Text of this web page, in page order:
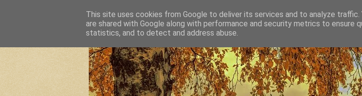
This site uses cookies from Google to deliver its services and to analyze traffic.
are shared with Google along with performance and security metrics to ensure
statistics, and to detect and address abuse.